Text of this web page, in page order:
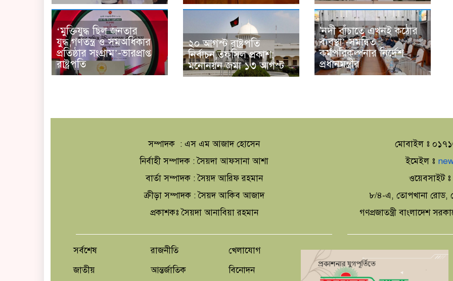
‘মুক্তিযুদ্ধ ছিল জনতার
যুদ্ধ,গণতন্ত্র ও সমঅধিকার
প্রতিষ্ঠার সংগ্রাম’-ভারপ্রাপ্ত
রাষ্ট্রপতি
২০ আগস্ট রাষ্ট্রপতি
নির্বাচন,তফসিল প্রকাশ;
মনোনয়ন জমা ১৩ আগস্ট
'নদী বাঁচাতে এখনই কঠোর
ব্যবস্থা’-সমন্বিত
কর্মপরিকল্পনার নির্দেশ
প্রধানমন্ত্রীর
সম্পাদক : এস এম আজাদ হোসেন
নির্বাহী সম্পাদক : সৈয়দা আফসানা আশা
বার্তা সম্পাদক : সৈয়দ আরিফ রহমান
ক্রীড়া সম্পাদক : সৈয়দ আকিব আজাদ
প্রকাশকঃ সৈয়দা আনাবিয়া রহমান
মোবাইল ঃ
ইমেইল ঃ
ওয়েবসাইট ঃ
৮/৪-এ, তোপখানা রোড,
গণপ্রজাতন্ত্রী বাংলাদেশ
সর্বশেষ
জাতীয়
রাজনীতি
আন্তর্জাতিক
খেলাযোগ
বিনোদন